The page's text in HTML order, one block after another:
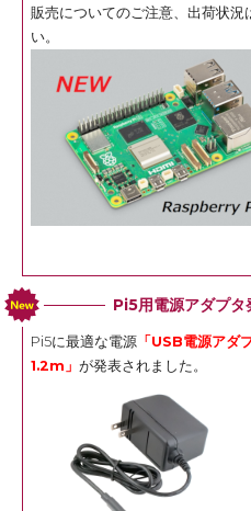
販売についてのご注意、出荷状況
い。
Pi5用電源アダプタ
Pi5に最適な電源 「USB電源ア
1.2m」 が発表されました。